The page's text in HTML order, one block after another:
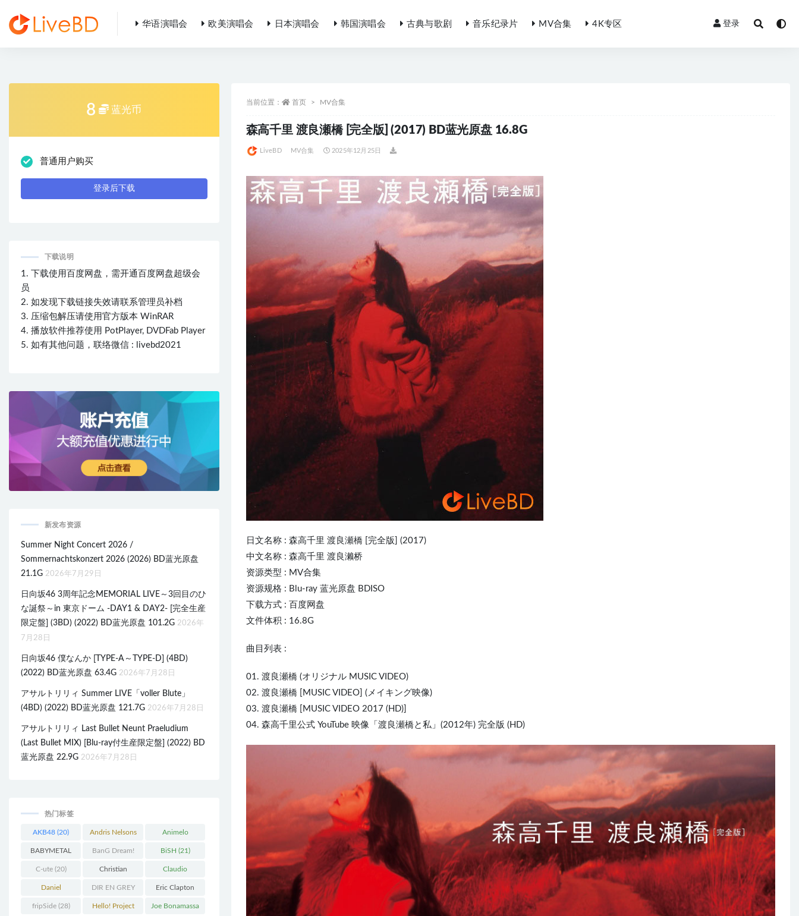
华语演唱会 欧美演唱会 日本演唱会 韩国演唱会 古典与歌剧 音乐纪录片 MV合集 4K专区 登录
当前位置： 首页 MV合集
森高千里 渡良瀬橋 [完全版] (2017) BD蓝光原盘 16.8G
LiveBD MV合集 2025年12月25日
日文名称 : 森高千里 渡良瀬橋 [完全版] (2017)
中文名称 : 森高千里 渡良濑桥
资源类型 : MV合集
资源规格 : Blu-ray 蓝光原盘 BDISO
下载方式 : 百度网盘
文件体积 : 16.8G
曲目列表 :
01. 渡良瀬橋 (オリジナル MUSIC VIDEO)
02. 渡良瀬橋 [MUSIC VIDEO] (メイキング映像)
03. 渡良瀬橋 [MUSIC VIDEO 2017 (HD)]
04. 森高千里公式 YouTube 映像「渡良瀬橋と私」(2012年) 完全版 (HD)
8 蓝光币
普通用户购买
登录后下载
下载说明
1. 下载使用百度网盘，需开通百度网盘超级会
员
2. 如发现下载链接失效请联系管理员补档
3. 压缩包解压请使用官方版本 WinRAR
4. 播放软件推荐使用 PotPlayer, DVDFab Player
5. 如有其他问题，联络微信 : livebd2021
新发布资源
Summer Night Concert 2026 /
Sommernachtskonzert 2026 (2026) BD蓝光原盘
21.1G 2026年7月29日
日向坂46 3周年記念MEMORIAL LIVE～3回目のひ
な誕祭～in 東京ドーム -DAY1 & DAY2- [完全生産
限定盤] (3BD) (2022) BD蓝光原盘 101.2G 2026年
7月28日
日向坂46 僕なんか [TYPE-A～TYPE-D] (4BD)
(2022) BD蓝光原盘 63.4G 2026年7月28日
アサルトリリィ Summer LIVE「voller Blute」
(4BD) (2022) BD蓝光原盘 121.7G 2026年7月28日
アサルトリリィ Last Bullet Neunt Praeludium
(Last Bullet MIX) [Blu-ray付生産限定盤] (2022) BD
蓝光原盘 22.9G 2026年7月28日
热门标签
AKB48 (20) Andris Nelsons
(22)
Animelo
Summer Live
(34)
BABYMETAL
(22)
BanG Dream!
(48)
BiSH (21)
C-ute(20) Christian
Thielemann(36)
Claudio
Abbado(25)
Daniel
Barenboim(37)
DIR EN GREY
(27)
Eric Clapton
(27)
fripSide(28) Hello! Project Joe Bonamassa